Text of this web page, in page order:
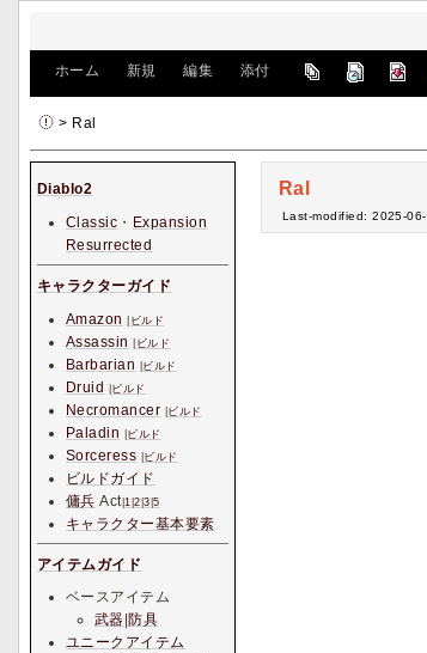
ホーム 新規 編集 添付
> Ral
Ral
Last-modified: 2025-
Diablo2
Classic ・ Expansion
Resurrected
キャラクターガイド
Amazon
ビルド
Assassin ビルド
Barbarian ビルド
Druid ビルド
Necromancer ビルド
Paladin ビルド
Sorceress ビルド
ビルドガイド
傭兵 Act |1 |2 |3 |5
キャラクター基本要素
アイテムガイド
ベースアイテム
武器 防具
ユニークアイテム